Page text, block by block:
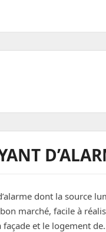
dont la source
marché, facile à
et le logement